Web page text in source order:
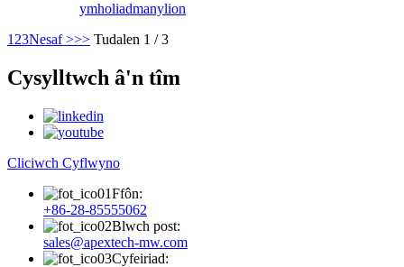
ymholiadmanylion
1 23Nesaf >>> Tudalen 1 / 3
Cysylltwch â'n tîm
Cliciwch Cyflwyno
Ffôn:
+86-28-85555062
Blwch post:
sales@apextech-mw.com
Cyfeiriad: